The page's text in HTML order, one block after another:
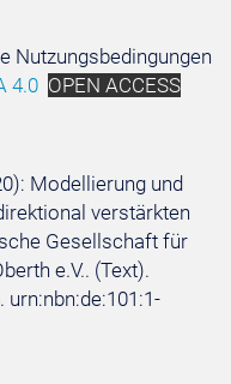
Nutzungsbedingungen
4.0 OPEN ACCESS
Modellierung und
verstärkten
Gesellschaft für
e.V.. (Text).